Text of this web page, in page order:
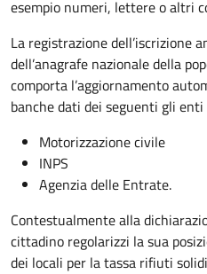
esempio numeri, lettere o altri
La registrazione dell’iscrizione
dell’anagrafe nazionale della
comporta l’aggiornamento
banche dati dei seguenti gli enti
Motorizzazione civile
INPS
Agenzia delle Entrate.
Contestualmente alla
cittadino regolarizzi la sua
dei locali per la tassa rifiuti